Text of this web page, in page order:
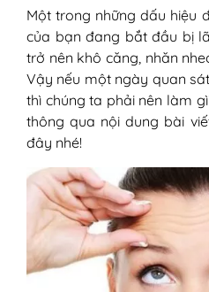
III - Bí quyết xử lý
nheo
1. Sử dụng
2. Tẩy tế bào
3. Đắp mặt nạ
4. Thực hiện
IV - Bạn cần lưu ý
và chăm sóc làn da
Một trong những dấu hiệu
của bạn đang bắt đầu bị
trở nên khô căng, nhăn
Vậy nếu một ngày quan
thì chúng ta phải nên làm
thông qua nội dung bài
đây nhé!